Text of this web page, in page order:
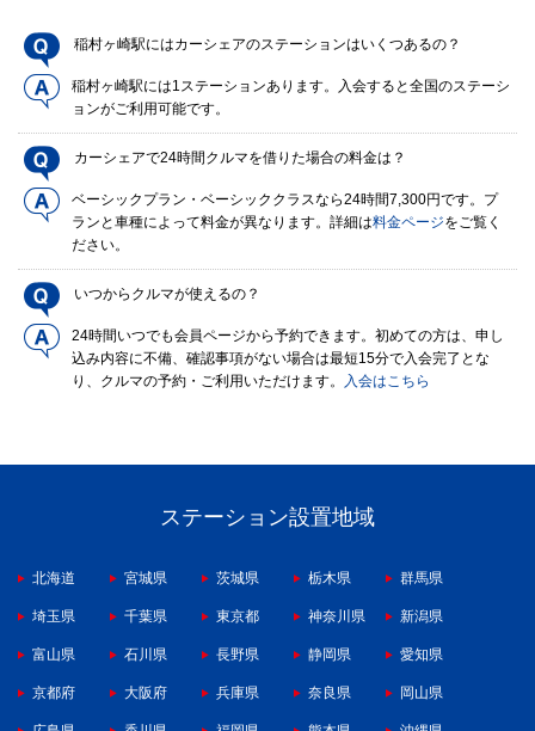
稲村ヶ崎駅にはカーシェアのステーションはいくつあるの？
稲村ヶ崎駅には1ステーションあります。入会すると全国のステーシ
ョンがご利用可能です。
カーシェアで24時間クルマを借りた場合の料金は？
ベーシックプラン・ベーシッククラスなら24時間7,300円です。プ
ランと車種によって料金が異なります。詳細は料金ページをご覧く
ださい。
いつからクルマが使えるの？
24時間いつでも会員ページから予約できます。初めての方は、申し
込み内容に不備、確認事項がない場合は最短15分で入会完了とな
り、クルマの予約・ご利用いただけます。
入会はこちら
ステーション設置地域
北海道 宮城県 茨城県 栃木県 群馬県
埼玉県 千葉県 東京都 神奈川県 新潟県
富山県 石川県 長野県 静岡県 愛知県
京都府 大阪府 兵庫県 奈良県 岡山県